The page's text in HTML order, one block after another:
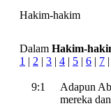
Hakim-hakim
Dalam Hakim-
1 | 2 | 3 | 4 | 5 | 6 | 7 |
9:1
Adapun
mereka